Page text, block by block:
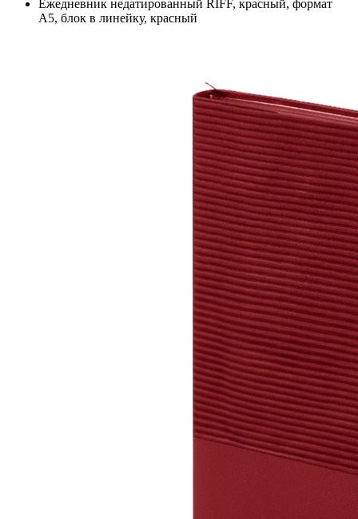
Ежедневник недатированный RIFF, красный, формат
А5, блок в линейку, красный